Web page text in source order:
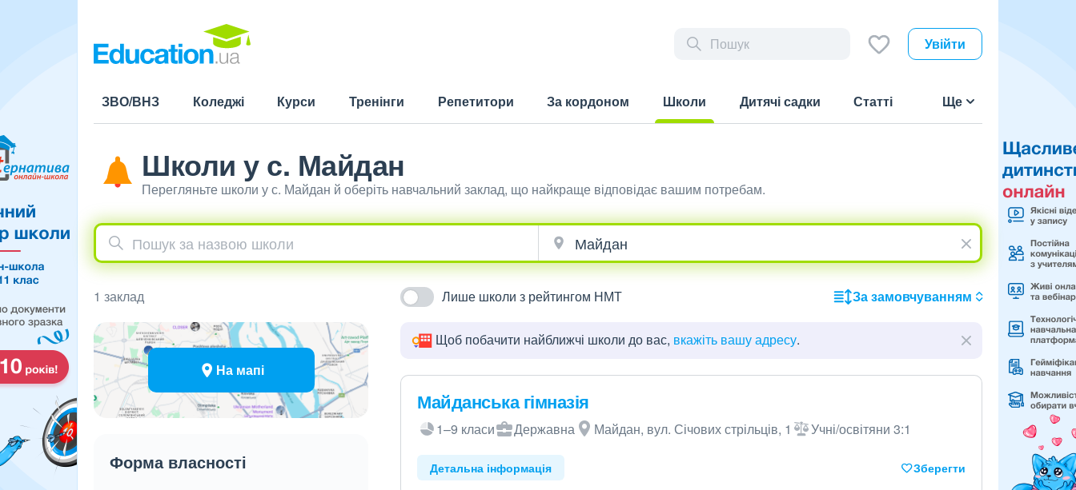
Увійти
ЗВО/ВНЗ Коледжі Курси Тренінги Репетитори За кордоном
Школи
Дитячі садки Статті Ще
Школи у с. Майдан
Перегляньте школи у с. Майдан й оберіть навчальний заклад, що найкраще відповідає вашим потребам.
1 заклад Лише школи з рейтингом НМТ За замовчуванням
На мапі
Форма власності
Щоб побачити найближчі школи до вас, вкажіть вашу адресу.
Майданська гімназія
1–9 класи Державна Майдан, вул. Січових стрільців, 1 Учні/освітяни 3:1
Детальна інформація Зберегти